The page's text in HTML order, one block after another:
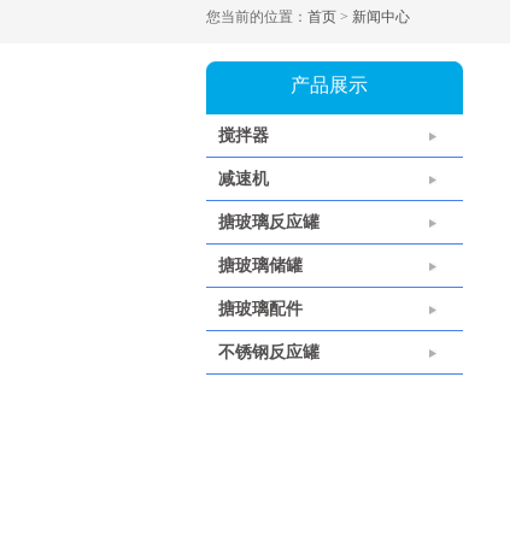
您当前的位置： 首页> 新闻中心
产品展示
搅拌器
减速机
搪玻璃反应罐
搪玻璃储罐
搪玻璃配件
不锈钢反应罐